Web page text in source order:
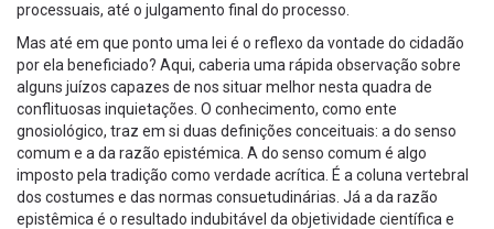
processuais, até o julgamento final do processo.
Mas até em que ponto uma lei é o reflexo da vontade do cidadão
por ela beneficiado? Aqui, caberia uma rápida observação sobre
alguns juízos capazes de nos situar melhor nesta quadra de
conflituosas inquietações. O conhecimento, como ente
gnosiológico, traz em si duas definições conceituais: a do senso
comum e a da razão epistémica. A do senso comum é algo
imposto pela tradição como verdade acrítica. É a coluna vertebral
dos costumes e das normas consuetudinárias. Já a da razão
epistêmica é o resultado indubitável da objetividade científica e